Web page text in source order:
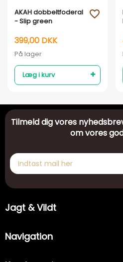
AKAH dobbeltfoderal
- Slip green
399,00 DKK
På lager
Læg i kurv
favorite_outline
Tilmeld dig vores
om vores
Jagt & Vildt
Navigation